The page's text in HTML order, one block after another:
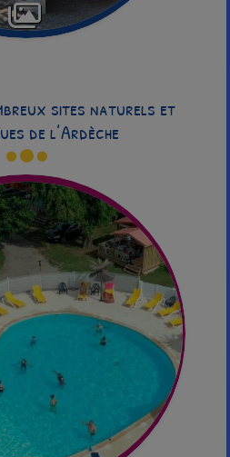
sites naturels et
de l’Ardèche